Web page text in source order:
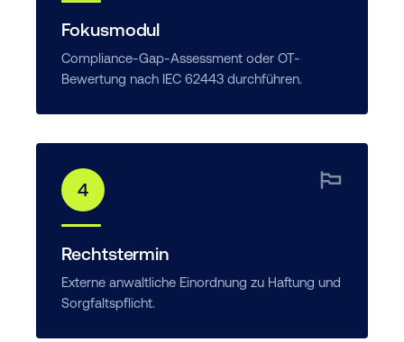
Fokusmodul
Compliance-Gap-Assessment oder OT-
Bewertung nach IEC 62443 durchführen.
4
Rechtstermin
Externe anwaltliche Einordnung zu Haftung und
Sorgfaltspflicht.